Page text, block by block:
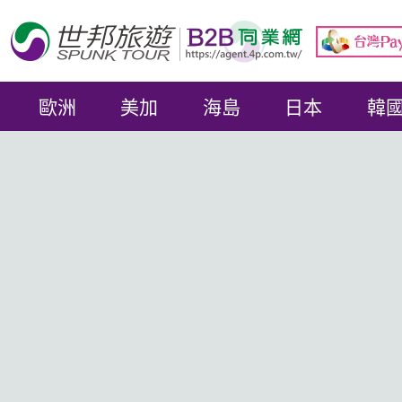
歐洲 美加 海島 日本 韓